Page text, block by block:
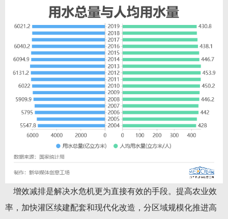
增效减排是解决水危机更为直接有效的手段。提高农业效
率，加快灌区续建配套和现代化改造，分区域规模化推进高